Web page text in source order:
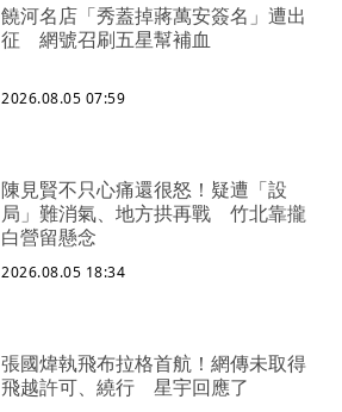
饒河名店「秀蓋掉蔣萬安簽名」遭出
征 網號召刷五星幫補血
2026.08.05 07:59
陳見賢不只心痛還很怒！疑遭「設
局」難消氣、地方拱再戰 竹北靠攏
白營留懸念
2026.08.05 18:34
張國煒執飛布拉格首航！網傳未取得
飛越許可、繞行 星宇回應了